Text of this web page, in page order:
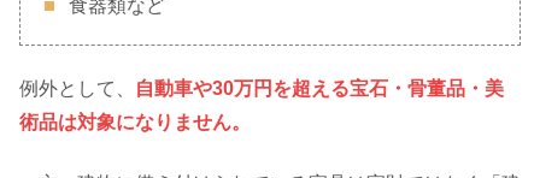
食器類など
例外として、
自動車や30万円を超える宝石・骨董品・美
術品は対象になりません。